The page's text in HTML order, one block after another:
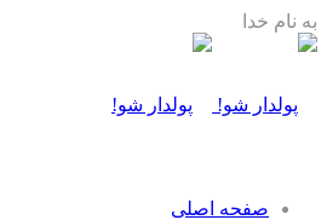
به نام خدا
صفحه اصلی